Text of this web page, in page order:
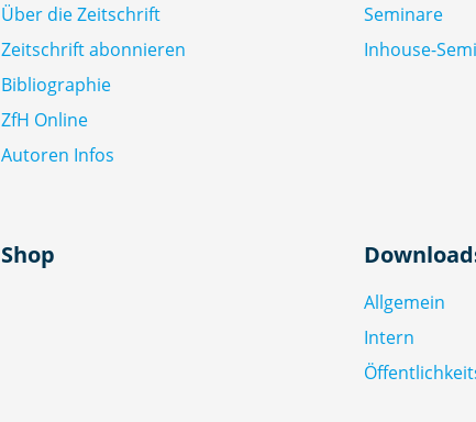
Über die Zeitschrift
Zeitschrift abonnieren
Bibliographie
ZfH Online
Autoren Infos
Seminare
Inhouse-
Shop
Allgemein
Intern